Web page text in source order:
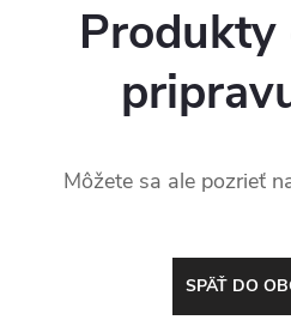
Produkty
Môžete sa ale pozrieť
SPÄŤ DO